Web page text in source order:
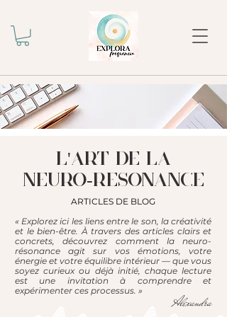
l'ART DE LA
NEURO-RESONANCE
ARTICLES DE BLOG
« Explorez ici les liens entre le son, la créativité
et le bien-être. À travers des articles clairs et
concrets, découvrez comment la neuro-
résonance agit sur vos émotions, votre
énergie et votre équilibre intérieur — que vous
soyez curieux ou déjà initié, chaque lecture
est une invitation à comprendre et
expérimenter ces processus. »
Alexandra